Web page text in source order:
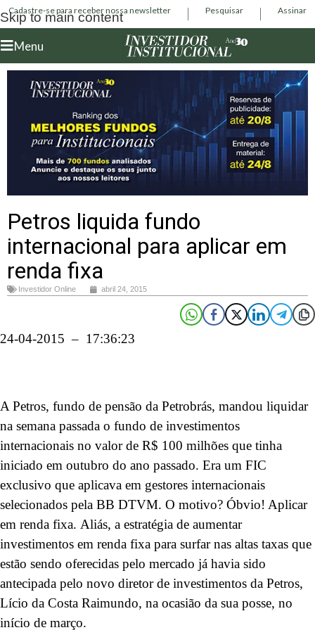
Skip to main content
Cadastre-se para receber nossa newsletter Pesquisar Assinar
Menu
Petros liquida fundo
internacional para aplicar em
renda fixa
Investidor Online abril 24, 2015
24-04-2015 – 17:36:23
A Petros, fundo de pensão da Petrobrás, mandou liquidar
na semana passada o fundo de investimentos
internacionais no valor de R$ 100 milhões que tinha
iniciado em outubro do ano passado. Era um FIC
exclusivo que aplicava em gestores internacionais
selecionados pela BB DTVM. O motivo? Óbvio! Aplicar
em renda fixa. Aliás, a estratégia de aumentar
investimentos em renda fixa para surfar nas altas taxas que
estão sendo oferecidas pelo mercado já havia sido
antecipada pelo novo diretor de investimentos da Petros,
Lício da Costa Raimundo, na ocasião da sua posse, no
início de março.